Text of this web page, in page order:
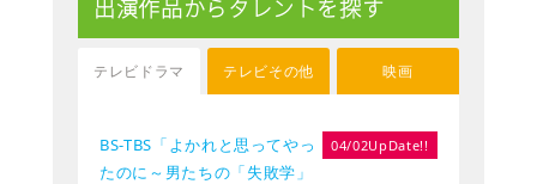
出演作品からタレントを探す
テレビドラマ テレビその他 映画
BS-TBS「よかれと思ってやっ
たのに～男たちの「失敗学」
04/02UpDate!!